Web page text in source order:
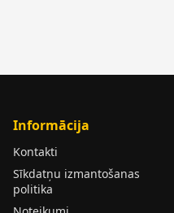
Informācija
Kontakti
Sīkdatņu izmantošanas
politika